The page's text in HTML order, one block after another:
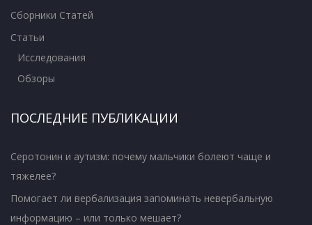
Сборники Статей
Статьи
Исследования
Обзоры
ПОСЛЕДНИЕ ПУБЛИКАЦИИ
Серотонин и аутизм: почему мальчики болеют чаще и
тяжелее?
Помогает ли вербализация запоминать невербальную
информацию – или только мешает?